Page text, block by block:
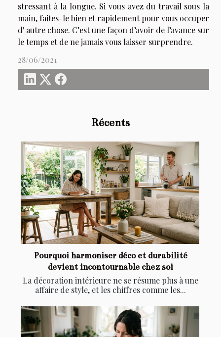
Récents
Pourquoi harmoniser déco et durabilité
devient incontournable chez soi
La décoration intérieure ne se résume plus à une
affaire de style, et les chiffres comme les...
stressant à la longue. Si vous avez du travail sous la
main, faites-le bien et rapidement pour vous occuper
d' autre chose. C’est une façon d’avoir de l’avance sur
le temps et de ne jamais vous laisser surprendre.
28/06/2021